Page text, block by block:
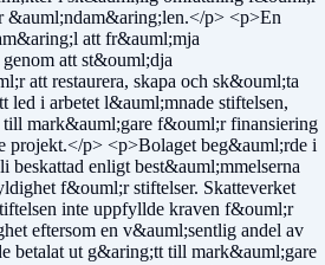
&auml;ndam&aring;len.</p> <p>En
att fr&auml;mja
att st&ouml;dja
att restaurera, skapa och sk&ouml;ta
led i arbetet l&auml;mnade stiftelsen,
mark&auml;gare f&ouml;r finansiering
projekt.</p> <p>Bolaget beg&auml;rde i
beskattad enligt best&auml;mmelserna
f&ouml;r stiftelser. Skatteverket
inte uppfyllde kraven f&ouml;r
eftersom en v&auml;sentlig andel av
betalat ut g&aring;tt till mark&auml;gare